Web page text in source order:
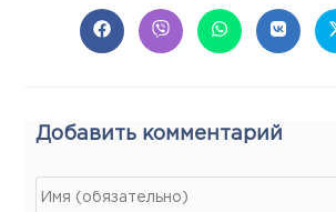
Добавить комментарий